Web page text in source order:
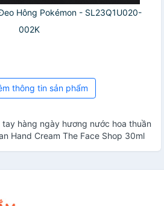
Hông Pokémon - SL23Q1U020-
002K
thông tin sản phẩm
tay hàng ngày hương nước hoa thuần
Hand Cream The Face Shop 30ml